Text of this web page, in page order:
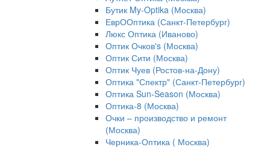
Бутик My-Optika (Москва)
ЕврООптика (Санкт-Петербург)
Люкс Оптика (Иваново)
Оптик Очков's (Москва)
Оптик Сити (Москва)
Оптик Чуев (Ростов-на-Дону)
Оптика "Спектр" (Санкт-Петербург)
Оптика Sun-Season (Москва)
Оптика-8 (Москва)
Очки – производство и ремонт
(Москва)
Черника-Оптика ( Москва)